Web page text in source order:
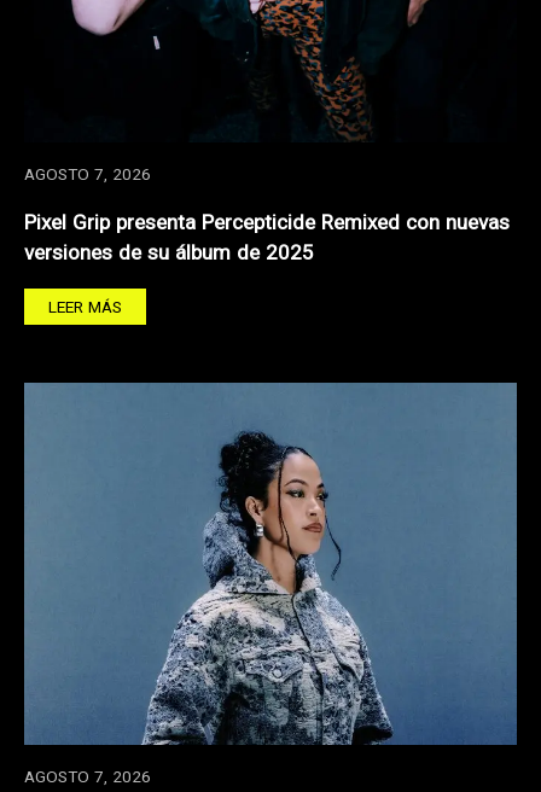
AGOSTO 7, 2026
Pixel Grip presenta Percepticide Remixed con nuevas
versiones de su álbum de 2025
LEER MÁS
AGOSTO 7, 2026